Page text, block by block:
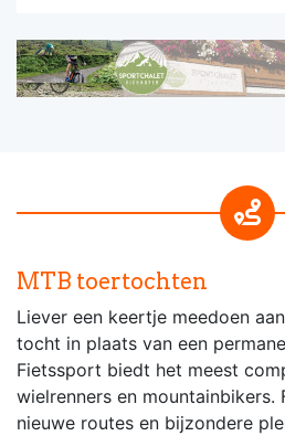
MTB toertochten
Liever een keertje meedoen
tocht in plaats van een
Fietssport biedt het meest
wielrenners en mountainbikers.
nieuwe routes en bijzondere